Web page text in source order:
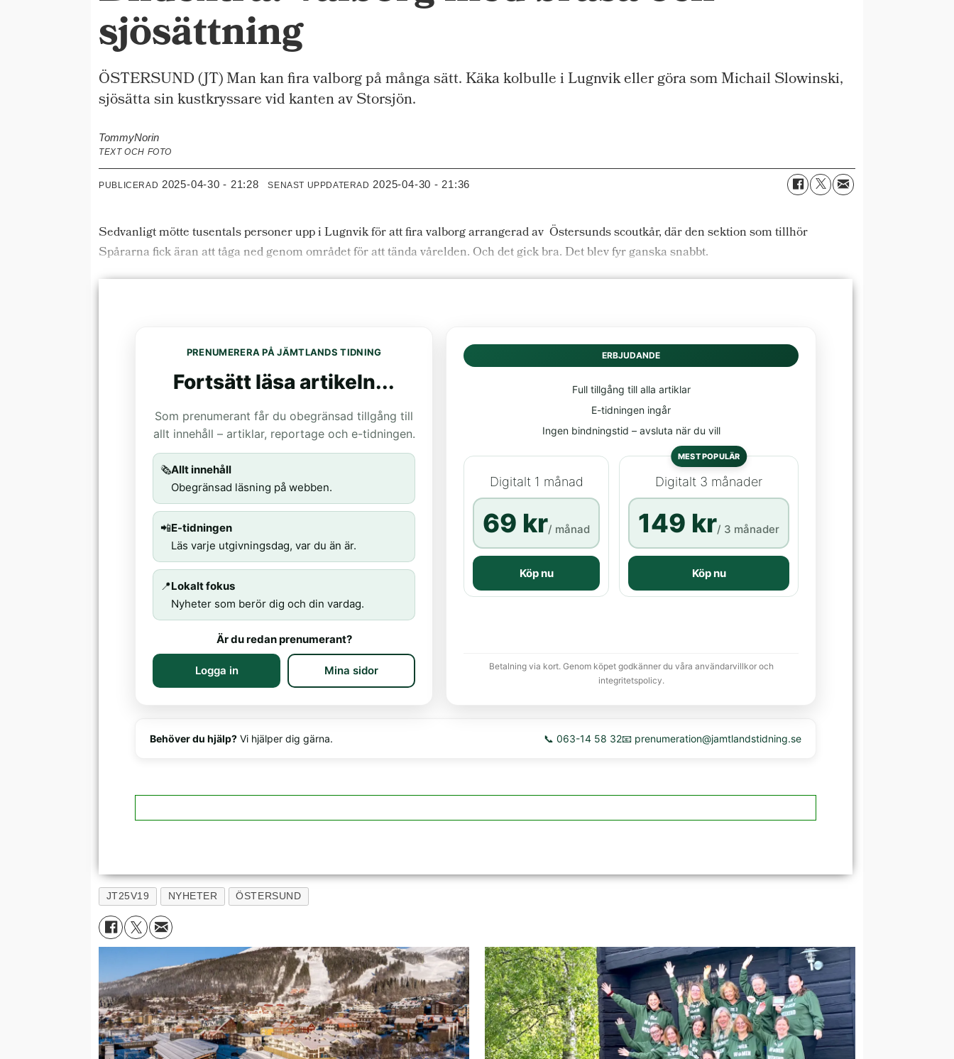
sjösättning
ÖSTERSUND (JT) Man kan fira valborg på många sätt. Käka kolbulle i Lugnvik eller göra som Michail Slowinski,
sjösätta sin kustkryssare vid kanten av Storsjön.
TommyNorin
TEXT OCH FOTO
PUBLICERAD 2025-04-30 - 21:28 SENAST UPPDATERAD 2025-04-30 - 21:36
Sedvanligt mötte tusentals personer upp i Lugnvik för att fira valborg arrangerad av Östersunds scoutkår, där den sektion som tillhör
Spårarna fick äran att tåga ned genom området för att tända vårelden. Och det gick bra. Det blev fyr ganska snabbt.
PRENUMERERA PÅ JÄMTLANDS TIDNING
Fortsätt läsa artikeln...
Som prenumerant får du obegränsad tillgång till
allt innehåll – artiklar, reportage och e-tidningen.
🗞️Allt innehåll
Obegränsad läsning på webben.
📲E-tidningen
Läs varje utgivningsdag, var du än är.
📍Lokalt fokus
Nyheter som berör dig och din vardag.
Är du redan prenumerant?
Logga in Mina sidor
ERBJUDANDE
Full tillgång till alla artiklar
E-tidningen ingår
Ingen bindningstid – avsluta när du vill
Digitalt 1 månad
69 kr/ månad
Köp nu
MEST POPULÄR
Digitalt 3 månader
149 kr/ 3 månader
Köp nu
Betalning via kort. Genom köpet godkänner du våra användarvillkor och
integritetspolicy.
Behöver du hjälp? Vi hjälper dig gärna. 📞 063-14 58 32📧 prenumeration@jamtlandstidning.se
JT25V19 NYHETER ÖSTERSUND